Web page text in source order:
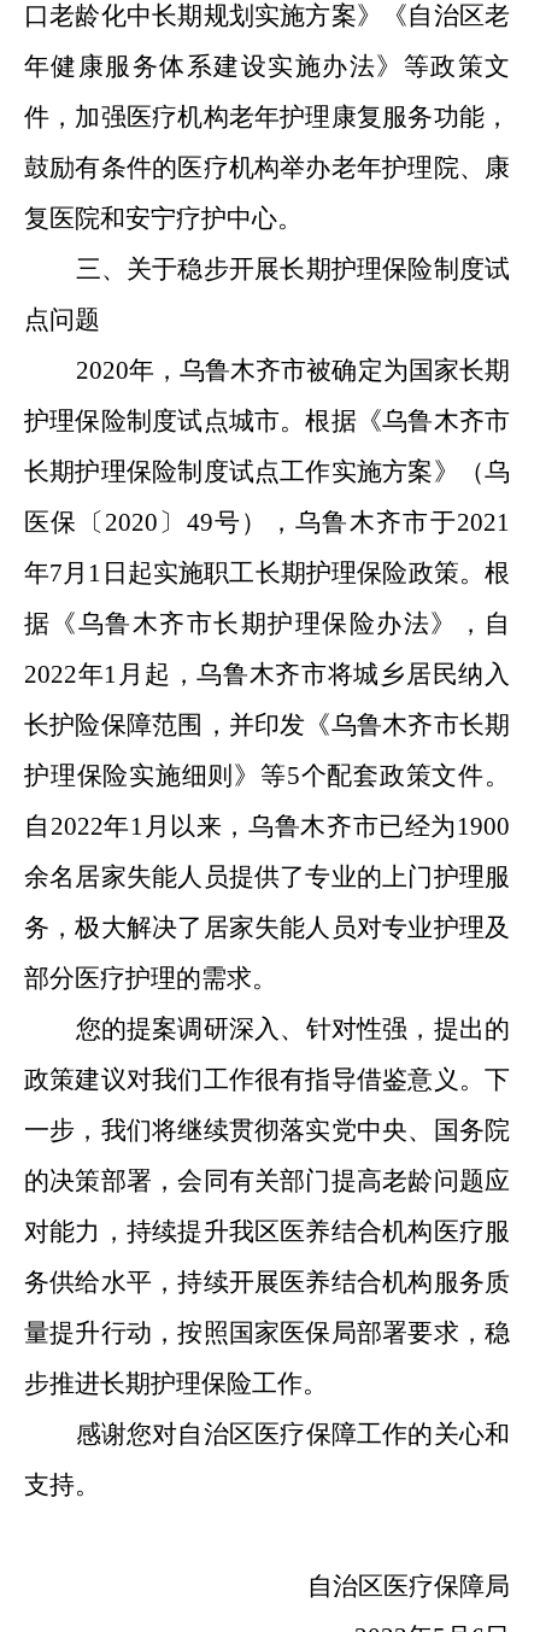
口老龄化中长期规划实施方案》《自治区老
年健康服务体系建设实施办法》等政策文
件，加强医疗机构老年护理康复服务功能，
鼓励有条件的医疗机构举办老年护理院、康
复医院和安宁疗护中心。
三、关于稳步开展长期护理保险制度试
点问题
2020年，乌鲁木齐市被确定为国家长期
护理保险制度试点城市。根据《乌鲁木齐市
长期护理保险制度试点工作实施方案》（乌
医保〔2020〕49号），乌鲁木齐市于2021
年7月1日起实施职工长期护理保险政策。根
据《乌鲁木齐市长期护理保险办法》，自
2022年1月起，乌鲁木齐市将城乡居民纳入
长护险保障范围，并印发《乌鲁木齐市长期
护理保险实施细则》等5个配套政策文件。
自2022年1月以来，乌鲁木齐市已经为1900
余名居家失能人员提供了专业的上门护理服
务，极大解决了居家失能人员对专业护理及
部分医疗护理的需求。
您的提案调研深入、针对性强，提出的
政策建议对我们工作很有指导借鉴意义。下
一步，我们将继续贯彻落实党中央、国务院
的决策部署，会同有关部门提高老龄问题应
对能力，持续提升我区医养结合机构医疗服
务供给水平，持续开展医养结合机构服务质
量提升行动，按照国家医保局部署要求，稳
步推进长期护理保险工作。
感谢您对自治区医疗保障工作的关心和
支持。
自治区医疗保障局